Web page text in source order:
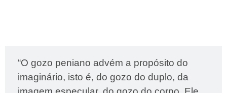
“O gozo peniano advém a propósito do
imaginário, isto é, do gozo do duplo, da